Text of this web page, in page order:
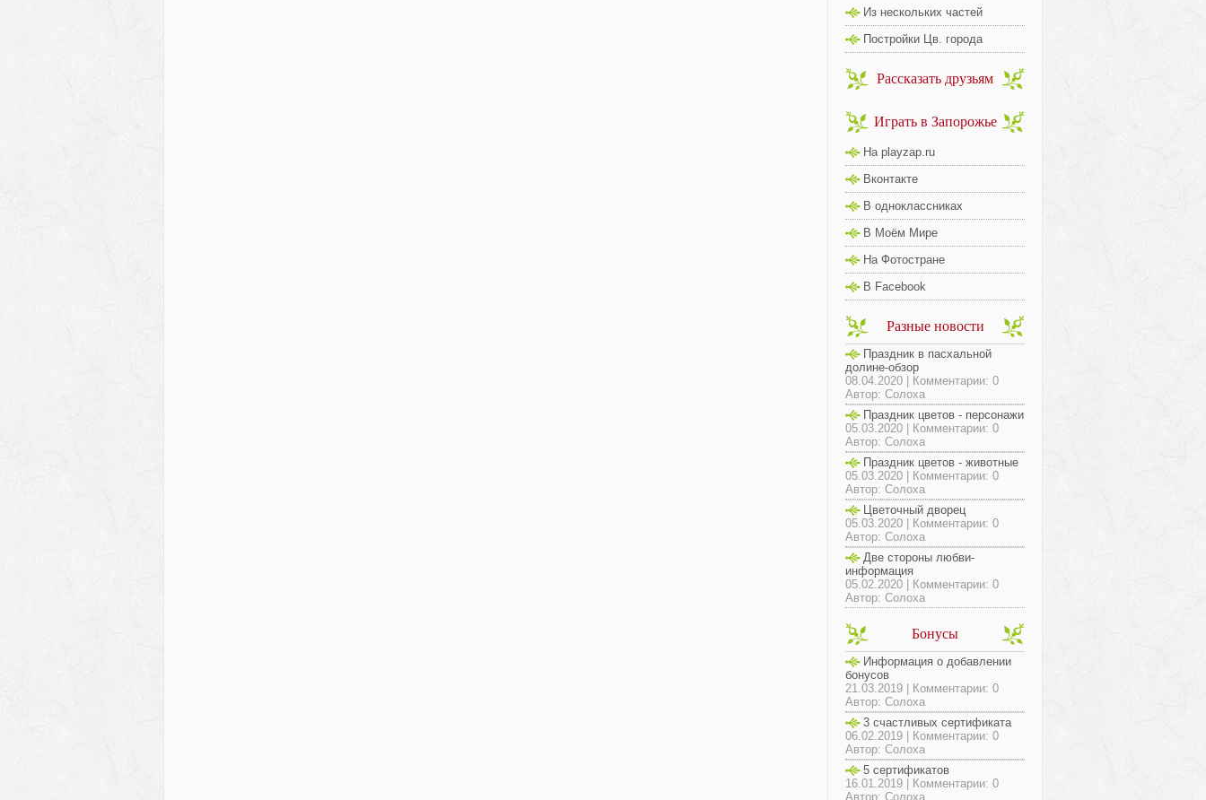
Из нескольких частей
Постройки Цв. города
Рассказать друзьям
Играть в Запорожье
На playzap.ru
Вконтакте
В одноклассниках
В Моём Мире
На Фотостране
В Facebook
Разные новости
Праздник в пасхальной
долине-обзор
08.04.2020 | Комментарии: 0
Автор: Солоха
Праздник цветов - персонажи
05.03.2020 | Комментарии: 0
Автор: Солоха
Праздник цветов - животные
05.03.2020 | Комментарии: 0
Автор: Солоха
Цветочный дворец
05.03.2020 | Комментарии: 0
Автор: Солоха
Две стороны любви-
информация
05.02.2020 | Комментарии: 0
Автор: Солоха
Бонусы
Информация о добавлении
бонусов
21.03.2019 | Комментарии: 0
Автор: Солоха
3 счастливых сертификата
06.02.2019 | Комментарии: 0
Автор: Солоха
5 сертификатов
16.01.2019 | Комментарии: 0
Автор: Солоха